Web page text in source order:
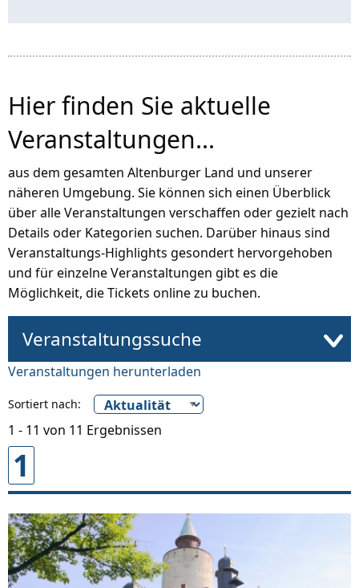
und über 20 Vereinen der Region.
Hier finden Sie aktuelle
Veranstaltungen...
aus dem gesamten Altenburger Land und unserer
näheren Umgebung. Sie können sich einen Überblick
über alle Veranstaltungen verschaffen oder gezielt nach
Details oder Kategorien suchen. Darüber hinaus sind
Veranstaltungs-Highlights gesondert hervorgehoben
und für einzelne Veranstaltungen gibt es die
Möglichkeit, die Tickets online zu buchen.
Veranstaltungssuche
Veranstaltungen herunterladen
Sortiert nach:
1 - 11 von 11 Ergebnissen
1